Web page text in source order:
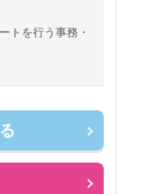
トを行う事務・
種調査サポート